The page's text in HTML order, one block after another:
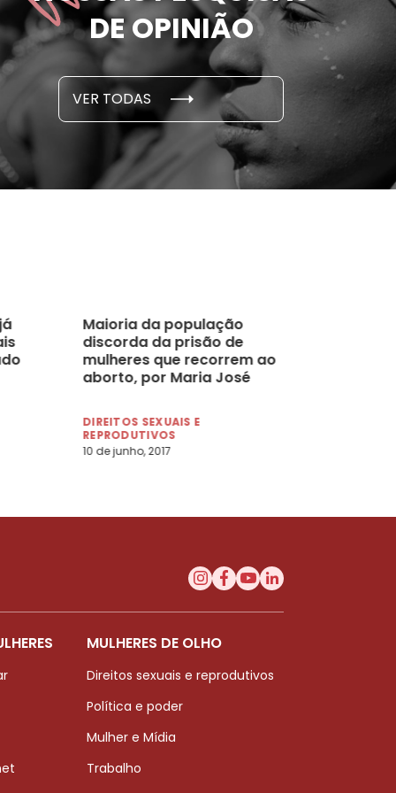
DE OPINIÃO
VER TODAS
por parceiro ou ex;
em cada 6 já sofreu
E PESQUISAS
novembro, 2021
seus
cidade
Maioria da população
discorda da prisão de
mulheres que recorrem ao
aborto, por Maria José
DIREITOS SEXUAIS E
REPRODUTIVOS
10 de junho, 2017
MULHERES DE OLHO
Direitos sexuais e reprodutivos
Política e poder
Mulher e Mídia
Trabalho